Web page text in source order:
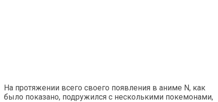
На протяжении всего своего появления в аниме N, как
было показано, подружился с несколькими покемонами,